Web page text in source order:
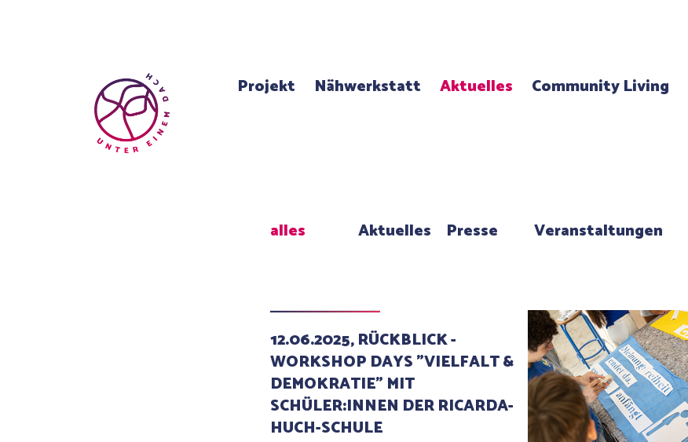
Projekt Nähwerkstatt Aktuelles Community Living
alles Aktuelles Presse Veranstaltungen
12.06.2025, RÜCKBLICK -
WORKSHOP DAYS "VIELFALT &
DEMOKRATIE" MIT
SCHÜLER:INNEN DER RICARDA-
HUCH-SCHULE